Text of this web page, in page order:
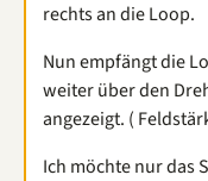
rechts an die Loop.
Nun empfängt die
weiter über den
angezeigt. (
Ich möchte nur das